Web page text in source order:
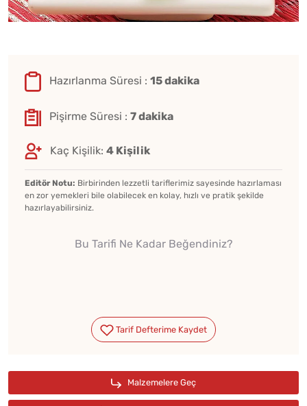
Hazırlanma Süresi : 15 dakika
Pişirme Süresi : 7 dakika
Kaç Kişilik: 4 Kişilik
Editör Notu: Birbirinden lezzetli tariflerimiz sayesinde hazırlaması
en zor yemekleri bile olabilecek en kolay, hızlı ve pratik şekilde
hazırlayabilirsiniz.
Bu Tarifi Ne Kadar Beğendiniz?